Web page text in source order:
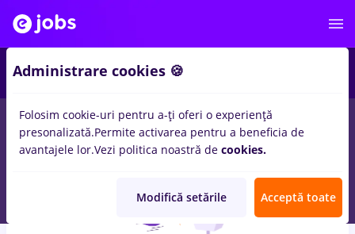
locuri de muncadesigner 3dinBanci
Administrare cookies 🍪
Folosim cookie-uri pentru a-ți oferi o experiență
presonalizată.Permite activarea pentru a beneficia de
avantajele lor.Vezi politica noastră de cookies.
Modifică setările Acceptă toate